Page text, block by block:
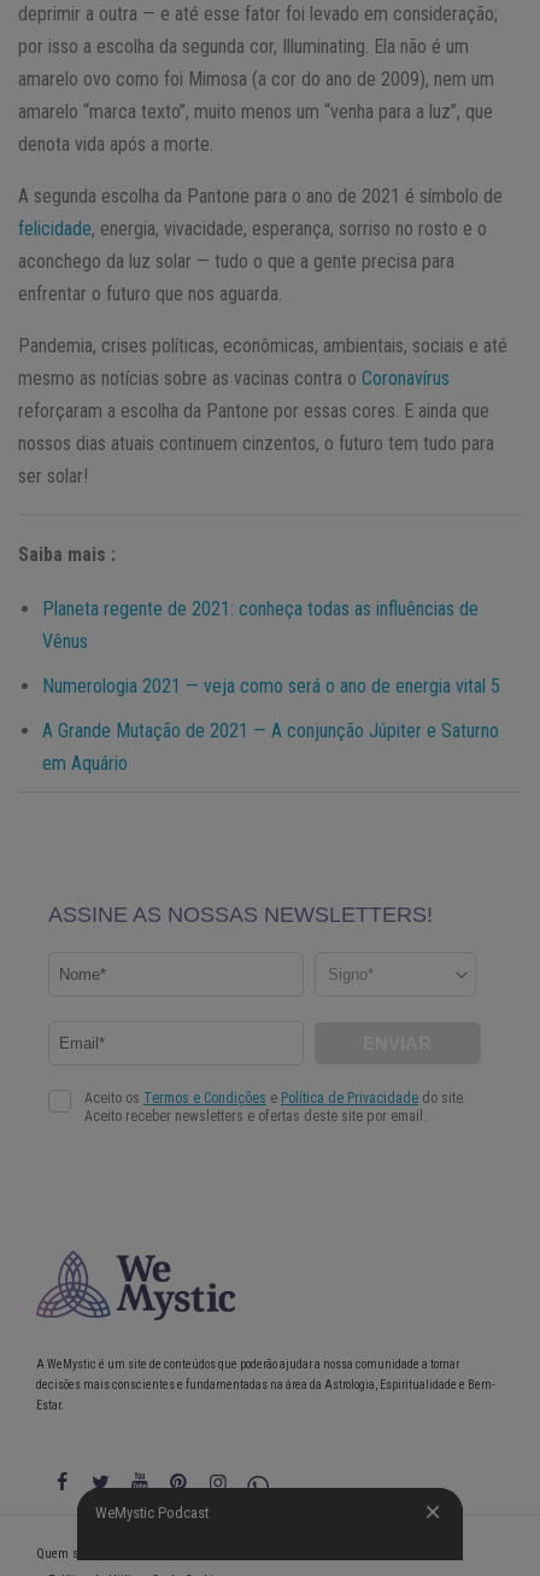
deprimir a outra — e até esse fator foi levado em consideração;
por isso a escolha da segunda cor, Illuminating. Ela não é um
amarelo ovo como foi Mimosa (a cor do ano de 2009), nem um
amarelo “marca texto”, muito menos um “venha para a luz”, que
denota vida após a morte.
A segunda escolha da Pantone para o ano de 2021 é símbolo de
felicidade, energia, vivacidade, esperança, sorriso no rosto e o
aconchego da luz solar — tudo o que a gente precisa para
enfrentar o futuro que nos aguarda.
Pandemia, crises políticas, econômicas, ambientais, sociais e até
mesmo as notícias sobre as vacinas contra o Coronavírus
reforçaram a escolha da Pantone por essas cores. E ainda que
nossos dias atuais continuem cinzentos, o futuro tem tudo para
ser solar!
Saiba mais :
Planeta regente de 2021: conheça todas as influências de
Vênus
Numerologia 2021 — veja como será o ano de energia vital 5
A Grande Mutação de 2021 — A conjunção Júpiter e Saturno
em Aquário
WeMystic Podcast
A WeMystic é um site de conteúdos que poderão ajudar a nossa comunidade a tomar
decisões mais conscientes e fundamentadas na área da Astrologia, Espiritualidade e Bem-
Estar.
WeMystic Podcast
Quem somos